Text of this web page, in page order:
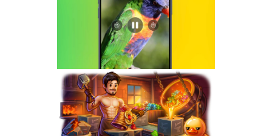
Telegram界面全面升级：安卓版全新设
计、iOS Liquid Glass优化与操作体验提